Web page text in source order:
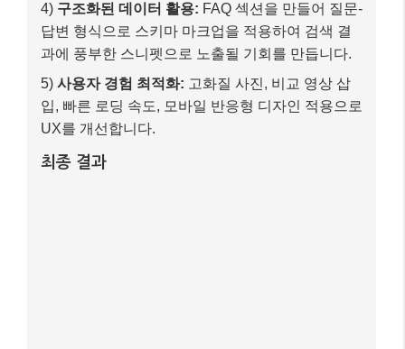
4) 구조화된 데이터 활용: FAQ 섹션을 만들어 질문-
답변 형식으로 스키마 마크업을 적용하여 검색 결
과에 풍부한 스니펫으로 노출될 기회를 만듭니다.
5) 사용자 경험 최적화: 고화질 사진, 비교 영상 삽
입, 빠른 로딩 속도, 모바일 반응형 디자인 적용으로
UX를 개선합니다.
최종 결과